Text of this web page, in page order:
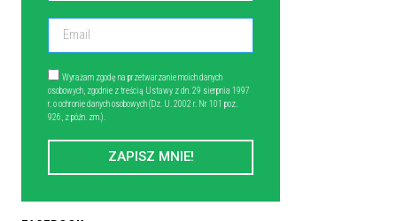
Wyrażam zgodę na przetwarzanie moich danych
osobowych, zgodnie z treścią Ustawy z dn. 29 sierpnia 1997
r. o ochronie danych osobowych (Dz. U. 2002 r. Nr 101 poz.
926, z późn. zm.).
ZAPISZ MNIE!